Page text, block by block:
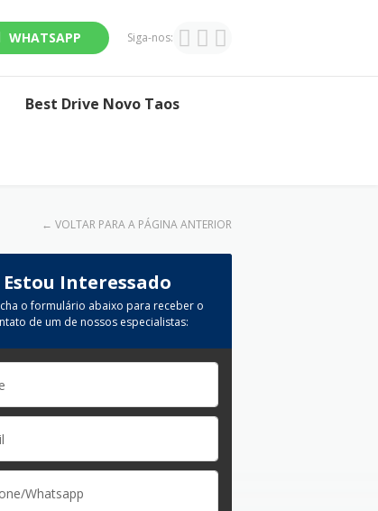
WHATSAPP Siga-nos:
Best Drive Novo Taos
← VOLTAR PARA A PÁGINA ANTERIOR
Estou Interessado
o formulário abaixo para receber o
de um de nossos especialistas: